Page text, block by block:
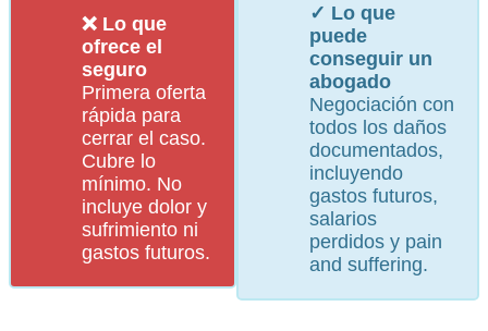
❌ Lo que
ofrece el
seguro
Primera oferta
rápida para
cerrar el caso.
Cubre lo
mínimo. No
incluye dolor y
sufrimiento ni
gastos futuros.
✓ Lo que
puede
conseguir un
abogado
Negociación con
todos los daños
documentados,
incluyendo
gastos futuros,
salarios
perdidos y pain
and suffering.